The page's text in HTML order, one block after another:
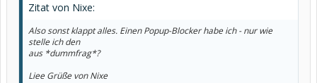
Zitat von Nixe:
Also sonst klappt alles. Einen Popup-Blocker habe ich - nur wie
stelle ich den
aus *dummfrag*?
Liee Grüße von Nixe